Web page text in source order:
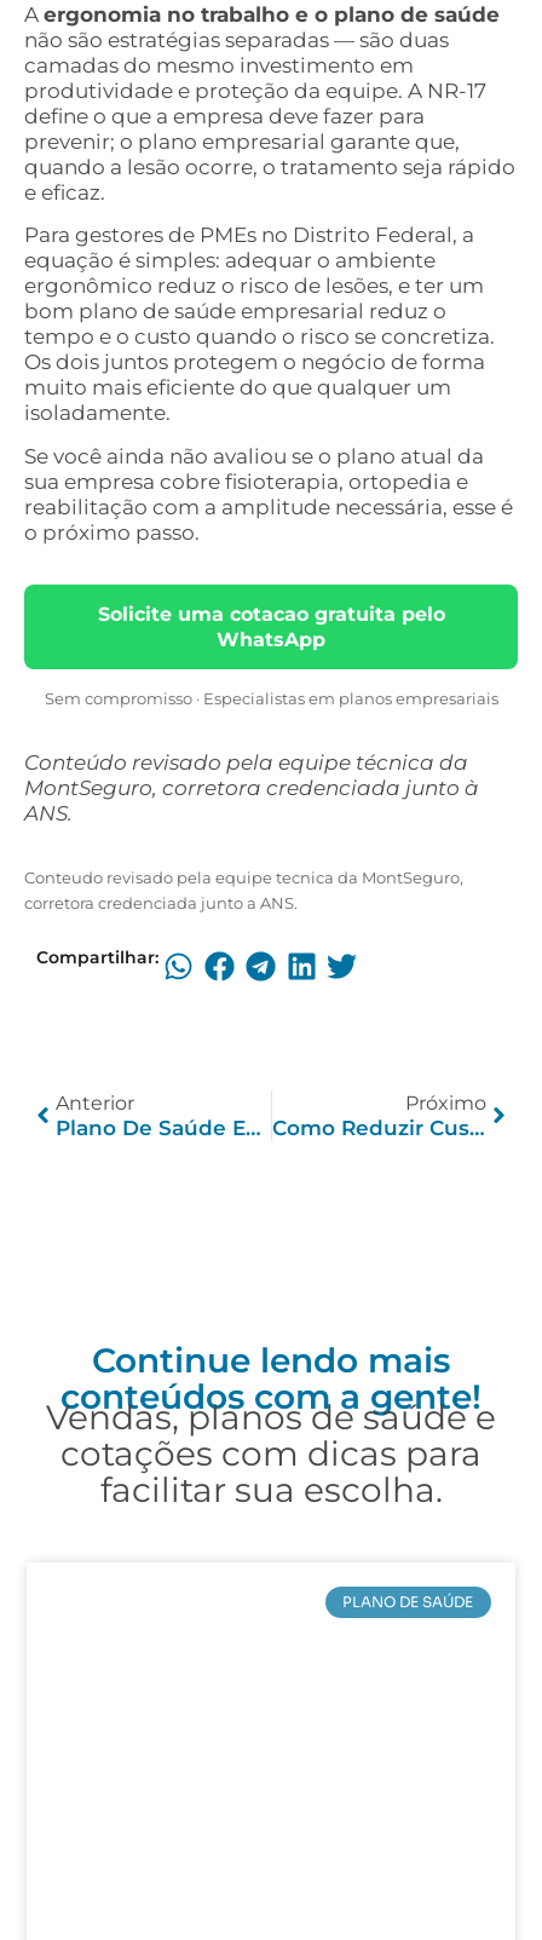
A ergonomia no trabalho e o plano de saúde
não são estratégias separadas — são duas
camadas do mesmo investimento em
produtividade e proteção da equipe. A NR-17
define o que a empresa deve fazer para
prevenir; o plano empresarial garante que,
quando a lesão ocorre, o tratamento seja rápido
e eficaz.
Para gestores de PMEs no Distrito Federal, a
equação é simples: adequar o ambiente
ergonômico reduz o risco de lesões, e ter um
bom plano de saúde empresarial reduz o
tempo e o custo quando o risco se concretiza.
Os dois juntos protegem o negócio de forma
muito mais eficiente do que qualquer um
isoladamente.
Se você ainda não avaliou se o plano atual da
sua empresa cobre fisioterapia, ortopedia e
reabilitação com a amplitude necessária, esse é
o próximo passo.
Solicite uma cotacao gratuita pelo
WhatsApp
Sem compromisso · Especialistas em planos empresariais
Conteúdo revisado pela equipe técnica da
MontSeguro, corretora credenciada junto à
ANS.
Conteudo revisado pela equipe tecnica da MontSeguro,
corretora credenciada junto a ANS.
Compartilhar:
Anterior
Plano De Saúde Empresarial Para Startups: Guia Completo
Próximo
Como Reduzir Custo Do Plano De Saúde Da Empresa
Continue lendo mais
conteúdos com a gente!
Vendas, planos de saúde e
cotações com dicas para
facilitar sua escolha.
PLANO DE SAÚDE